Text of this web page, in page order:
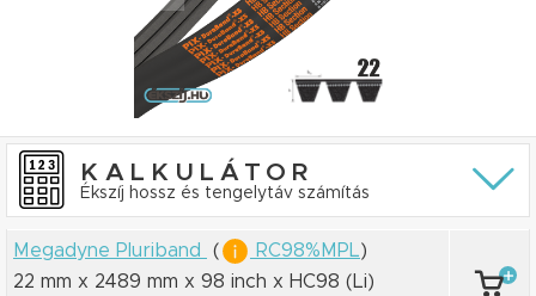
KALKULÁTOR
Ékszíj hossz és tengelytáv számítás
Megadyne Pluriband ( RC98%MPL)
22 mm x 2489 mm x 98 inch x HC98 (Li)